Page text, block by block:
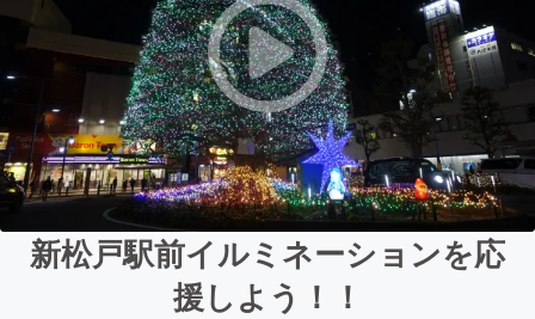
新松戸駅前イルミネーションを応
援しよう！！